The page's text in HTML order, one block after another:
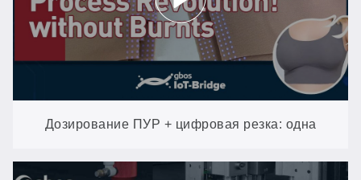
Дозирование ПУР + цифровая резка: одна
автоматизированная линия для производства